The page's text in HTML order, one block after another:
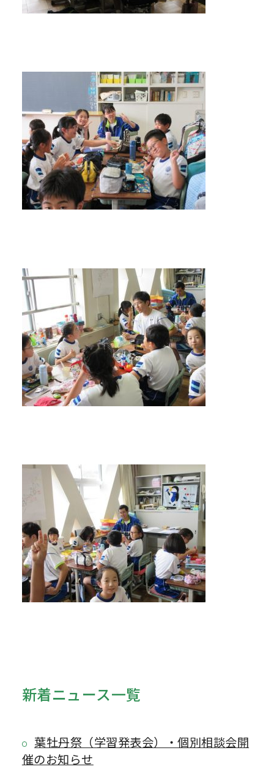
新着ニュース一覧
葉牡丹祭（学習発表会）・個別相談会開
催のお知らせ